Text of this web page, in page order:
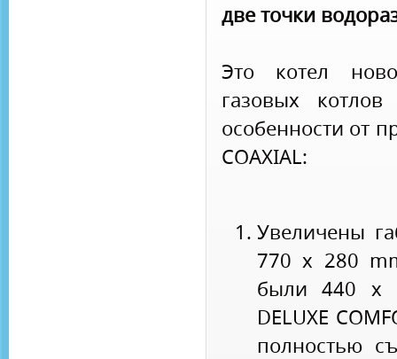
две точки
Это котел
газовых котлов
особенности от
COAXIAL:
Увеличены
770 х 280
были 440 x
DELUXE
полностью